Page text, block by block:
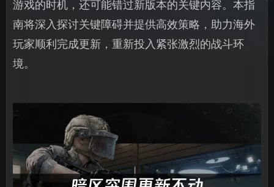
游戏的时机，还可能错过新版本的关键内容。本指
南将深入探讨关键障碍并提供高效策略，助力海外
玩家顺利完成更新，重新投入紧张激烈的战斗环
境。